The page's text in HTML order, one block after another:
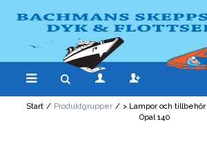
Start / Produktgrupper / > Lampor och tillbehör
Opal 140